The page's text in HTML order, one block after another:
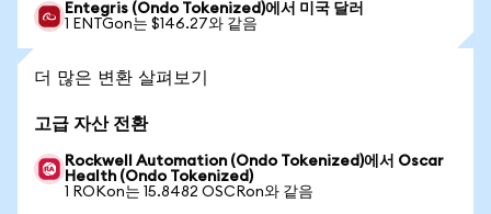
Entegris (Ondo Tokenized)에서 미국 달러
1 ENTGon는 $146.27와 같음
더 많은 변환 살펴보기
고급 자산 전환
Rockwell Automation (Ondo Tokenized)에서 Oscar
Health (Ondo Tokenized)
1 ROKon는 15.8482 OSCRon와 같음